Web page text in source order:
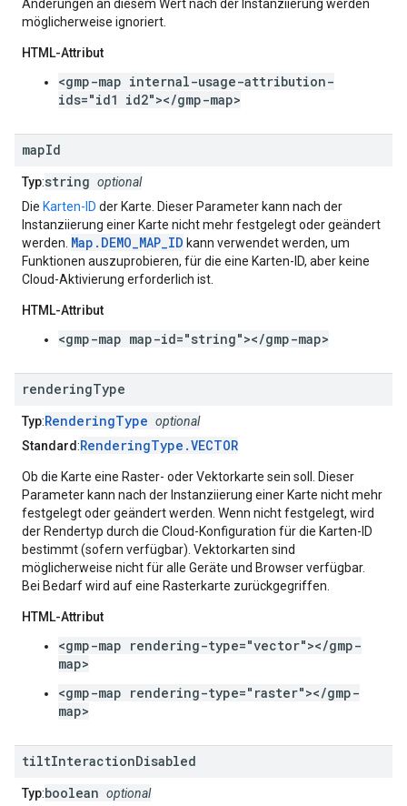
Änderungen an diesem Wert nach der Instanziierung werden
möglicherweise ignoriert.
HTML-Attribut
<gmp-map internal-usage-attribution-
ids="id1 id2"></gmp-map>
mapId
Typ:string optional
Die Karten-ID der Karte. Dieser Parameter kann nach der
Instanziierung einer Karte nicht mehr festgelegt oder geändert
werden. Map.DEMO_MAP_ID kann verwendet werden, um
Funktionen auszuprobieren, für die eine Karten-ID, aber keine
Cloud-Aktivierung erforderlich ist.
HTML-Attribut
<gmp-map map-id="string"></gmp-map>
renderingType
Typ:RenderingType optional
Standard:RenderingType.VECTOR
Ob die Karte eine Raster- oder Vektorkarte sein soll. Dieser
Parameter kann nach der Instanziierung einer Karte nicht mehr
festgelegt oder geändert werden. Wenn nicht festgelegt, wird
der Rendertyp durch die Cloud-Konfiguration für die Karten-ID
bestimmt (sofern verfügbar). Vektorkarten sind
möglicherweise nicht für alle Geräte und Browser verfügbar.
Bei Bedarf wird auf eine Rasterkarte zurückgegriffen.
HTML-Attribut
<gmp-map rendering-type="vector"></gmp-
map>
<gmp-map rendering-type="raster"></gmp-
map>
tiltInteractionDisabled
Typ:boolean optional